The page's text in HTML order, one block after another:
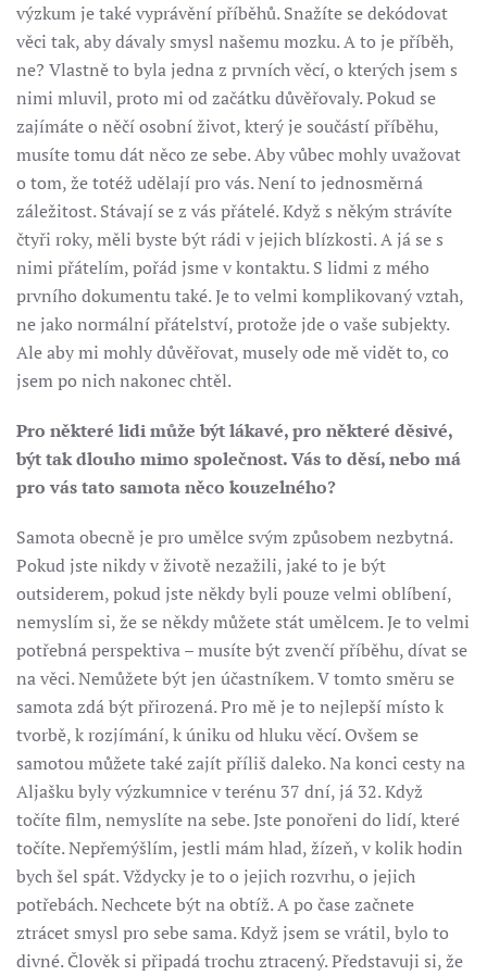
výzkum je také vyprávění příběhů. Snažíte se dekódovat
věci tak, aby dávaly smysl našemu mozku. A to je příběh,
ne? Vlastně to byla jedna z prvních věcí, o kterých jsem s
nimi mluvil, proto mi od začátku důvěřovaly. Pokud se
zajímáte o něčí osobní život, který je součástí příběhu,
musíte tomu dát něco ze sebe. Aby vůbec mohly uvažovat
o tom, že totéž udělají pro vás. Není to jednosměrná
záležitost. Stávají se z vás přátelé. Když s někým strávíte
čtyři roky, měli byste být rádi v jejich blízkosti. A já se s
nimi přátelím, pořád jsme v kontaktu. S lidmi z mého
prvního dokumentu také. Je to velmi komplikovaný vztah,
ne jako normální přátelství, protože jde o vaše subjekty.
Ale aby mi mohly důvěřovat, musely ode mě vidět to, co
jsem po nich nakonec chtěl.
Pro některé lidi může být lákavé, pro některé děsivé,
být tak dlouho mimo společnost. Vás to děsí, nebo má
pro vás tato samota něco kouzelného?
Samota obecně je pro umělce svým způsobem nezbytná.
Pokud jste nikdy v životě nezažili, jaké to je být
outsiderem, pokud jste někdy byli pouze velmi oblíbení,
nemyslím si, že se někdy můžete stát umělcem. Je to velmi
potřebná perspektiva – musíte být zvenčí příběhu, dívat se
na věci. Nemůžete být jen účastníkem. V tomto směru se
samota zdá být přirozená. Pro mě je to nejlepší místo k
tvorbě, k rozjímání, k úniku od hluku věcí. Ovšem se
samotou můžete také zajít příliš daleko. Na konci cesty na
Aljašku byly výzkumnice v terénu 37 dní, já 32. Když
točíte film, nemyslíte na sebe. Jste ponořeni do lidí, které
točíte. Nepřemýšlím, jestli mám hlad, žízeň, v kolik hodin
bych šel spát. Vždycky je to o jejich rozvrhu, o jejich
potřebách. Nechcete být na obtíž. A po čase začnete
ztrácet smysl pro sebe sama. Když jsem se vrátil, bylo to
divné. Člověk si připadá trochu ztracený. Představuji si, že